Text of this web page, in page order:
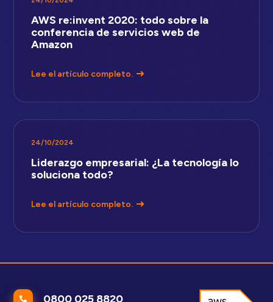
AWS re:invent 2020: todo sobre la
conferencia de servicios web de
Amazon
Lee el artículo completo.
24/10/2024
Liderazgo empresarial: ¿La tecnología lo
soluciona todo?
Lee el artículo completo.
0800 025 8820